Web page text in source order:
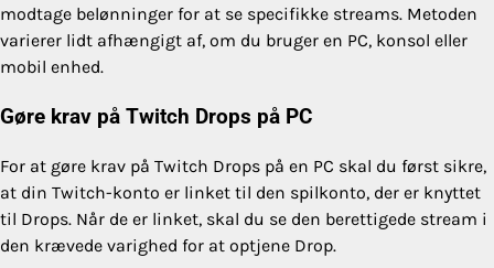
modtage belønninger for at se specifikke streams. Metoden
varierer lidt afhængigt af, om du bruger en PC, konsol eller
mobil enhed.
Gøre krav på Twitch Drops på PC
For at gøre krav på Twitch Drops på en PC skal du først sikre,
at din Twitch-konto er linket til den spilkonto, der er knyttet
til Drops. Når de er linket, skal du se den berettigede stream i
den krævede varighed for at optjene Drop.